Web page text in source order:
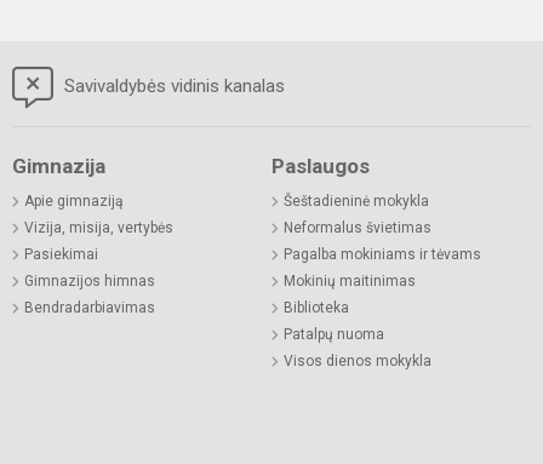
Savivaldybės vidinis kanalas
Gimnazija
Apie gimnaziją
Vizija, misija, vertybės
Pasiekimai
Gimnazijos himnas
Bendradarbiavimas
Paslaugos
Šeštadieninė mokykla
Neformalus švietimas
Pagalba mokiniams ir tėvams
Mokinių maitinimas
Biblioteka
Patalpų nuoma
Visos dienos mokykla